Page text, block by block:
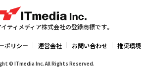
ティメディア株式会社の登録商標です。
ポリシー 運営会社 お問い合わせ 推奨環境
© ITmedia Inc. All Rights Reserved.